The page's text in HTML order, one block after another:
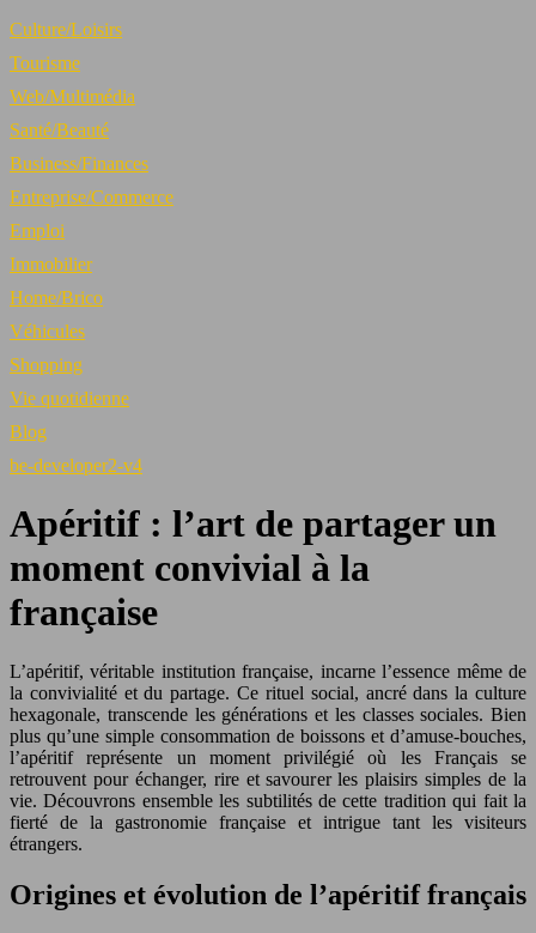
Culture/Loisirs
Tourisme
Web/Multimédia
Santé/Beauté
Business/Finances
Entreprise/Commerce
Emploi
Immobilier
Home/Brico
Véhicules
Shopping
Vie quotidienne
Blog
be-developer2-v4
Apéritif : l’art de partager un
moment convivial à la
française
L’apéritif, véritable institution française, incarne l’essence même de
la convivialité et du partage. Ce rituel social, ancré dans la culture
hexagonale, transcende les générations et les classes sociales. Bien
plus qu’une simple consommation de boissons et d’amuse-bouches,
l’apéritif représente un moment privilégié où les Français se
retrouvent pour échanger, rire et savourer les plaisirs simples de la
vie. Découvrons ensemble les subtilités de cette tradition qui fait la
fierté de la gastronomie française et intrigue tant les visiteurs
étrangers.
Origines et évolution de l’apéritif français